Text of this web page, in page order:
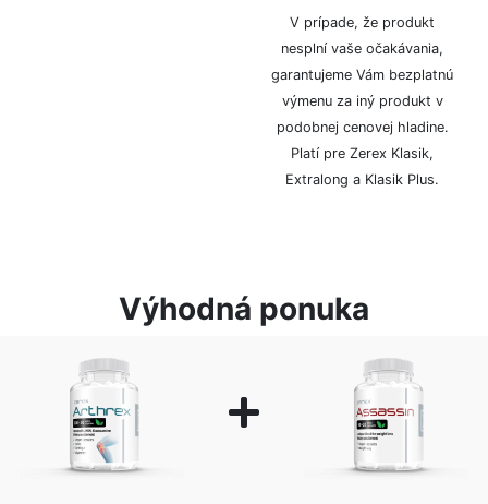
V prípade, že produkt
nesplní vaše očakávania,
garantujeme Vám bezplatnú
výmenu za iný produkt v
podobnej cenovej hladine.
Platí pre Zerex Klasik,
Extralong a Klasik Plus.
Výhodná ponuka